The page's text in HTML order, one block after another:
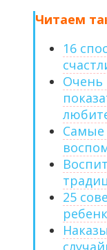
Читаем
16
Очень
Самые
25